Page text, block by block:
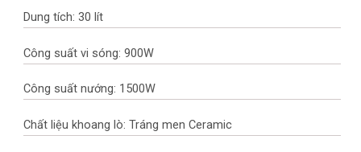
Dung tích: 30 lít
Công suất vi sóng: 900W
Công suất nướng: 1500W
Chất liệu khoang lò: Tráng men Ceramic